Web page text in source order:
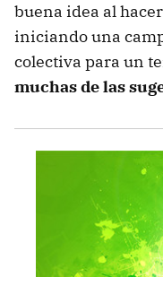
buena idea al
iniciando una
colectiva para un
muchas de las